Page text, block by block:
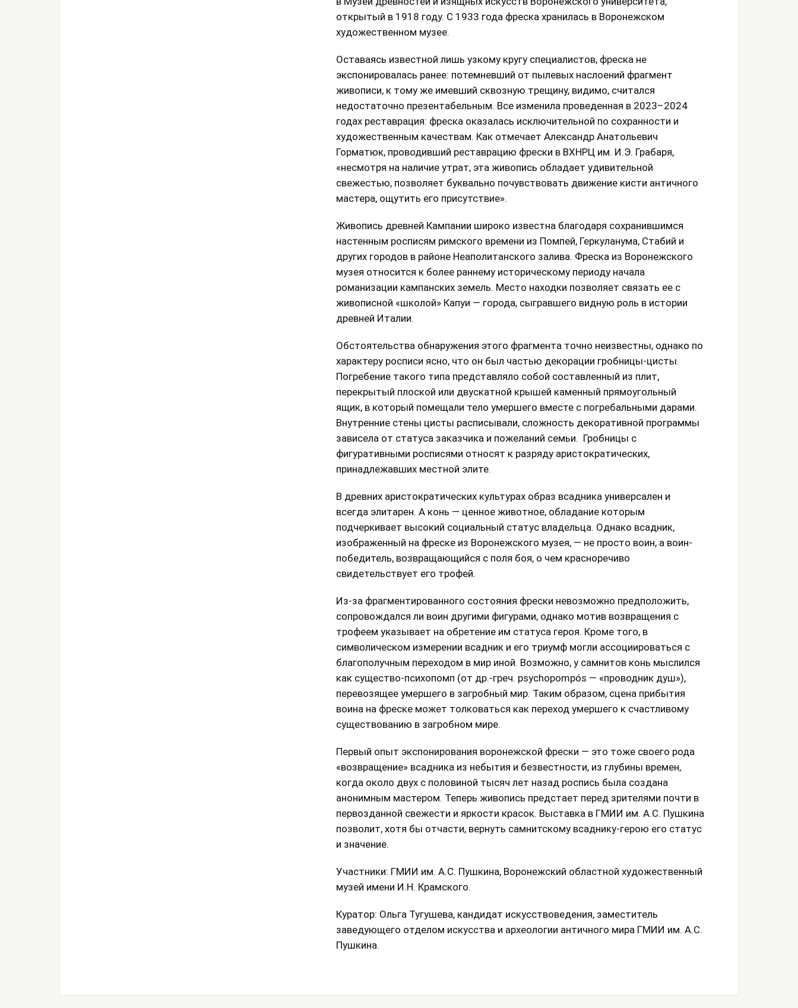
открытый в 1918 году. С 1933 года фреска хранилась в Воронежском
художественном музее.
Оставаясь известной лишь узкому кругу специалистов, фреска не
экспонировалась ранее: потемневший от пылевых наслоений фрагмент
живописи, к тому же имевший сквозную трещину, видимо, считался
недостаточно презентабельным. Все изменила проведенная в 2023–2024
годах реставрация: фреска оказалась исключительной по сохранности и
художественным качествам. Как отмечает Александр Анатольевич
Горматюк, проводивший реставрацию фрески в ВХНРЦ им. И.Э. Грабаря,
«несмотря на наличие утрат, эта живопись обладает удивительной
свежестью, позволяет буквально почувствовать движение кисти античного
мастера, ощутить его присутствие».
Живопись древней Кампании широко известна благодаря сохранившимся
настенным росписям римского времени из Помпей, Геркуланума, Стабий и
других городов в районе Неаполитанского залива. Фреска из Воронежского
музея относится к более раннему историческому периоду начала
романизации кампанских земель. Место находки позволяет связать ее с
живописной «школой» Капуи — города, сыгравшего видную роль в истории
древней Италии.
Обстоятельства обнаружения этого фрагмента точно неизвестны, однако по
характеру росписи ясно, что он был частью декорации гробницы-цисты.
Погребение такого типа представляло собой составленный из плит,
перекрытый плоской или двускатной крышей каменный прямоугольный
ящик, в который помещали тело умершего вместе с погребальными дарами.
Внутренние стены цисты расписывали, сложность декоративной программы
зависела от статуса заказчика и пожеланий семьи. Гробницы с
фигуративными росписями относят к разряду аристократических,
принадлежавших местной элите.
В древних аристократических культурах образ всадника универсален и
всегда элитарен. А конь — ценное животное, обладание которым
подчеркивает высокий социальный статус владельца. Однако всадник,
изображенный на фреске из Воронежского музея, — не просто воин, а воин-
победитель, возвращающийся с поля боя, о чем красноречиво
свидетельствует его трофей.
Из-за фрагментированного состояния фрески невозможно предположить,
сопровождался ли воин другими фигурами, однако мотив возвращения с
трофеем указывает на обретение им статуса героя. Кроме того, в
символическом измерении всадник и его триумф могли ассоциироваться с
благополучным переходом в мир иной. Возможно, у самнитов конь мыслился
как существо-психопомп (от др.-греч. psychopompós — «проводник душ»),
перевозящее умершего в загробный мир. Таким образом, сцена прибытия
воина на фреске может толковаться как переход умершего к счастливому
существованию в загробном мире.
Первый опыт экспонирования воронежской фрески — это тоже своего рода
«возвращение» всадника из небытия и безвестности, из глубины времен,
когда около двух с половиной тысяч лет назад роспись была создана
анонимным мастером. Теперь живопись предстает перед зрителями почти в
первозданной свежести и яркости красок. Выставка в ГМИИ им. А.С. Пушкина
позволит, хотя бы отчасти, вернуть самнитскому всаднику-герою его статус
и значение.
Участники: ГМИИ им. А.С. Пушкина, Воронежский областной художественный
музей имени И.Н. Крамского.
Куратор: Ольга Тугушева, кандидат искусствоведения, заместитель
заведующего отделом искусства и археологии античного мира ГМИИ им. А.С.
Пушкина.